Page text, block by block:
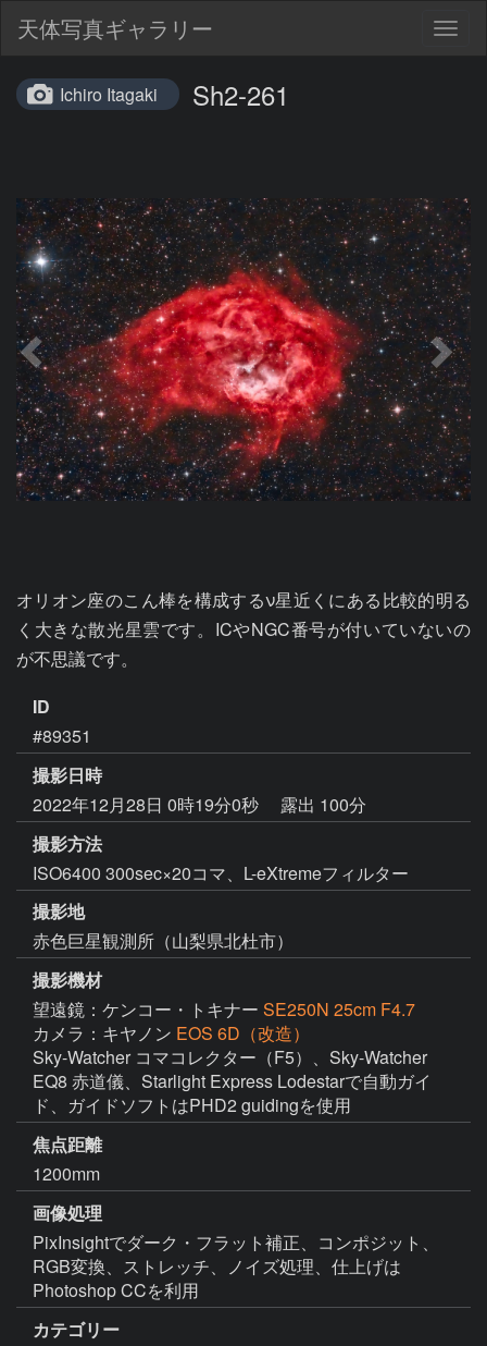
天体写真ギャラリー
Ichiro Itagaki Sh2-261
オリオン座のこん棒を構成するν星近くにある比較的明る
く大きな散光星雲です。ICやNGC番号が付いていないの
が不思議です。
ID
#89351
撮影日時
2022年12月28日 0時19分0秒
露出 100分
撮影方法
ISO6400 300sec×20コマ、L-eXtremeフィルター
撮影地
赤色巨星観測所（山梨県北杜市）
撮影機材
望遠鏡：ケンコー・トキナー SE250N 25cm F4.7
カメラ：キヤノン EOS 6D（改造）
Sky-Watcher コマコレクター（F5）、Sky-Watcher
EQ8 赤道儀、Starlight Express Lodestarで自動ガイ
ド、ガイドソフトはPHD2 guidingを使用
焦点距離
1200mm
画像処理
PixInsightでダーク・フラット補正、コンポジット、
RGB変換、ストレッチ、ノイズ処理、仕上げは
Photoshop CCを利用
カテゴリー